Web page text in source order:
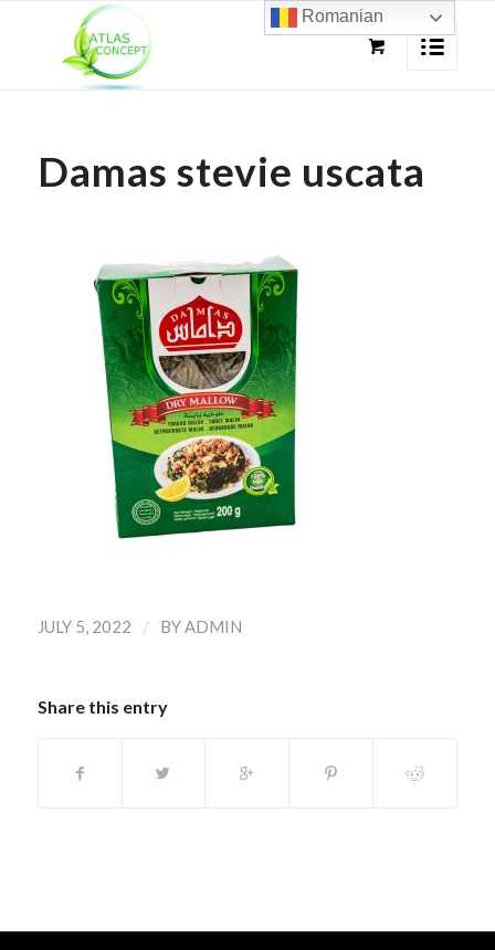
Damas stevie uscata
JULY 5, 2022 / BYADMIN
Share this entry
Romanian